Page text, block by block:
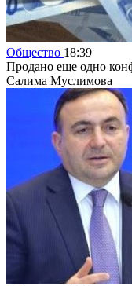
Общество 18:39
Продано еще одно
Салима Муслимова